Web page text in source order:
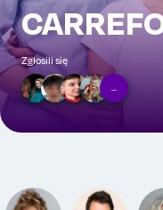
Zgłosili się